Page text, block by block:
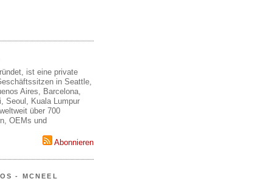
ist eine private
in Seattle,
Aires, Barcelona,
Seoul, Kuala Lumpur
über 700
OEMs und
Abonnieren
- MCNEEL